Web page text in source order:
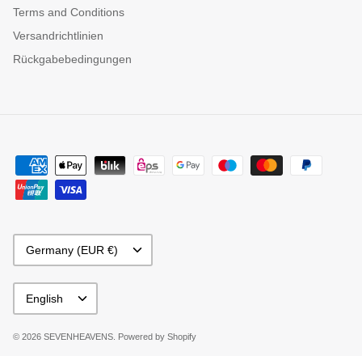
Terms and Conditions
Versandrichtlinien
Rückgabebedingungen
Currency
Germany (EUR €)
Language
English
© 2026 SEVENHEAVENS. Powered by Shopify